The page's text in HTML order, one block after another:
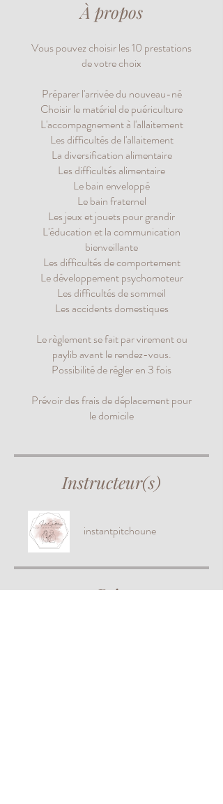
À propos
Vous pouvez choisir les 10 prestations
de votre choix
Préparer l'arrivée du nouveau-né
Choisir le matériel de puériculture
L'accompagnement à l'allaitement
Les difficultés de l'allaitement
La diversification alimentaire
Les difficultés alimentaire
Le bain enveloppé
Le bain fraternel
Les jeux et jouets pour grandir
L'éducation et la communication
bienveillante
Les difficultés de comportement
Le développement psychomoteur
Les difficultés de sommeil
Les accidents domestiques
Le règlement se fait par virement ou
paylib avant le rendez-vous.
Possibilité de régler en 3 fois
Prévoir des frais de déplacement pour
le domicile
Instructeur(s)
instantpitchoune
Prix